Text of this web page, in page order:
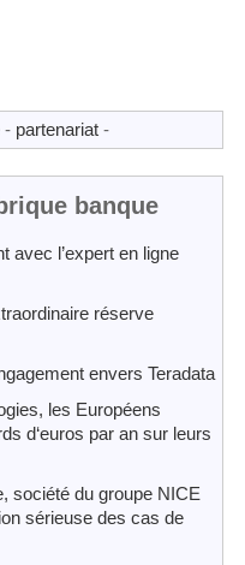
- partenariat -
banque
avec l’expert en ligne
réserve
envers Teradata
les Européens
d‘euros par an sur leurs
société du groupe NICE
sérieuse des cas de